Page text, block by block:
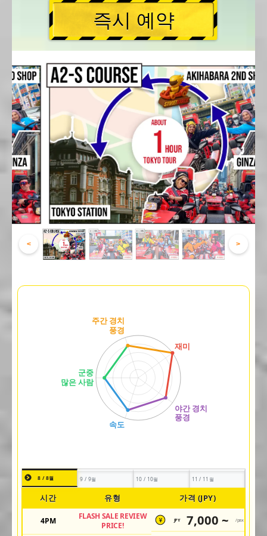
즉시 예약
< >
8 / 8월 9 / 9월 10 / 10월 11 / 11월
시간 유형 가격 (JPY)
4PM
FLASH SALE REVIEW
PRICE!
¥ JPY 7,000 ~ /pax